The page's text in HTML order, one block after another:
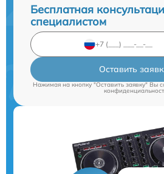
Бесплатная
специалистом
Оставить
Нажимая на кнопку "Оставить заявку" Вы